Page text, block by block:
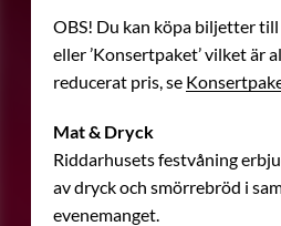
OBS! Du kan köpa biljetter
eller ’Konsertpaket’ vilket är
reducerat pris, se
Mat & Dryck
Riddarhusets festvåning
av dryck och smörrebröd i
evenemanget.